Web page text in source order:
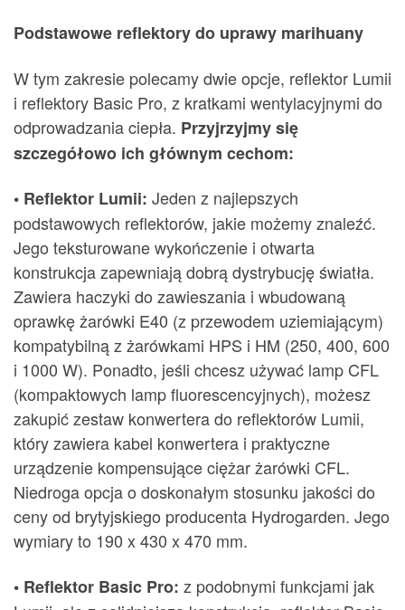
Podstawowe reflektory do uprawy marihuany
W tym zakresie polecamy dwie opcje, reflektor Lumii
i reflektory Basic Pro, z kratkami wentylacyjnymi do
odprowadzania ciepła. Przyjrzyjmy się
szczegółowo ich głównym cechom:
• Reflektor Lumii: Jeden z najlepszych
podstawowych reflektorów, jakie możemy znaleźć.
Jego teksturowane wykończenie i otwarta
konstrukcja zapewniają dobrą dystrybucję światła.
Zawiera haczyki do zawieszania i wbudowaną
oprawkę żarówki E40 (z przewodem uziemiającym)
kompatybilną z żarówkami HPS i HM (250, 400, 600
i 1000 W). Ponadto, jeśli chcesz używać lamp CFL
(kompaktowych lamp fluorescencyjnych), możesz
zakupić zestaw konwertera do reflektorów Lumii,
który zawiera kabel konwertera i praktyczne
urządzenie kompensujące ciężar żarówki CFL.
Niedroga opcja o doskonałym stosunku jakości do
ceny od brytyjskiego producenta Hydrogarden. Jego
wymiary to 190 x 430 x 470 mm.
• Reflektor Basic Pro: z podobnymi funkcjami jak